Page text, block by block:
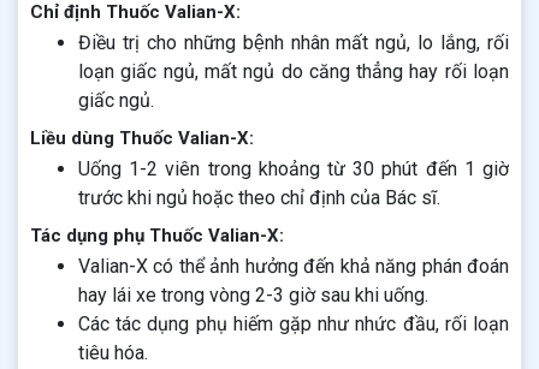
Chỉ định Thuốc Valian-X:
Điều trị cho những bệnh nhân mất ngủ, lo lắng, rối
loạn giấc ngủ, mất ngủ do căng thẳng hay rối loạn
giấc ngủ.
Liều dùng Thuốc Valian-X:
Uống 1-2 viên trong khoảng từ 30 phút đến 1 giờ
trước khi ngủ hoặc theo chỉ định của Bác sĩ.
Tác dụng phụ Thuốc Valian-X:
Valian-X có thể ảnh hưởng đến khả năng phán đoán
hay lái xe trong vòng 2-3 giờ sau khi uống.
Các tác dụng phụ hiếm gặp như nhức đầu, rối loạn
tiêu hóa.